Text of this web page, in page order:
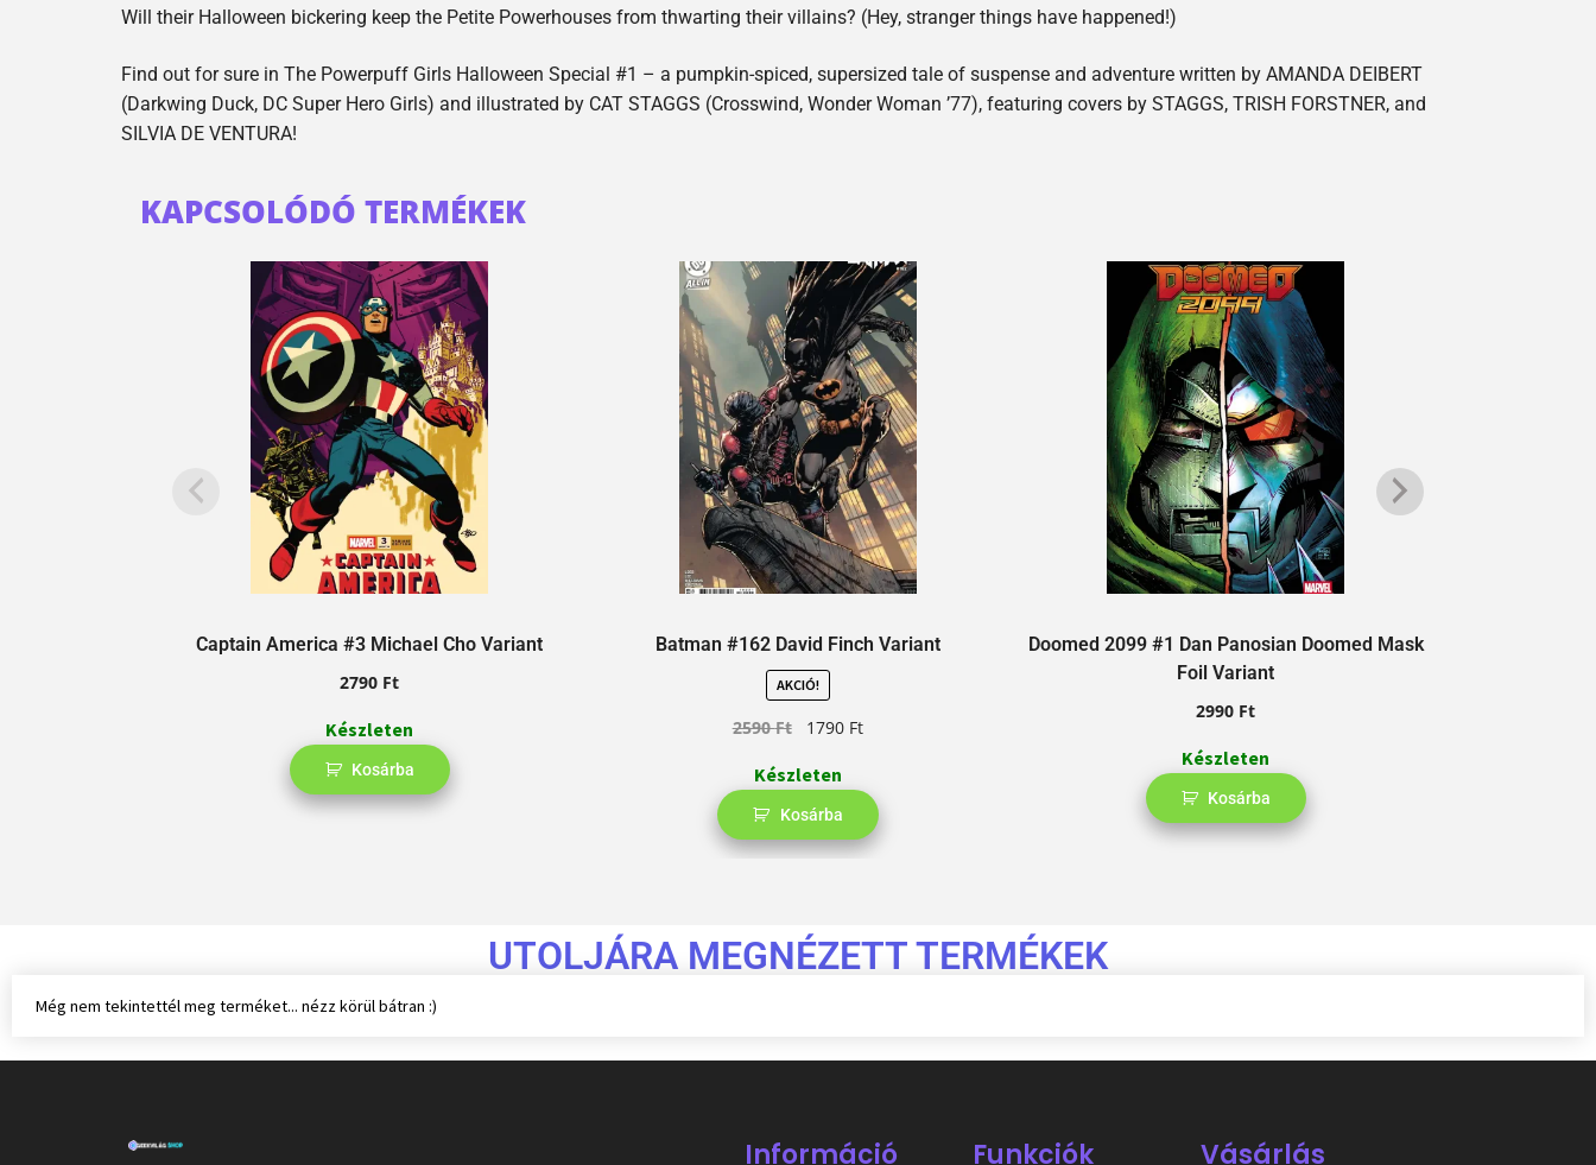
Will their Halloween bickering keep the Petite Powerhouses from thwarting their villains? (Hey, stranger things have happened!)
Find out for sure in The Powerpuff Girls Halloween Special #1 – a pumpkin-spiced, supersized tale of suspense and adventure written by AMANDA DEIBERT
(Darkwing Duck, DC Super Hero Girls) and illustrated by CAT STAGGS (Crosswind, Wonder Woman ’77), featuring covers by STAGGS, TRISH FORSTNER, and
SILVIA DE VENTURA!
KAPCSOLÓDÓ TERMÉKEK
Captain America #3 Michael Cho Variant
2790 Ft
Készleten
Kosárba
Batman #162 David Finch Variant
AKCIÓ!
2590Ft 1790 Ft
Készleten
Kosárba
Doomed 2099 #1 Dan Panosian Doomed Mask
Foil Variant
2990 Ft
Készleten
Kosárba
UTOLJÁRA MEGNÉZETT TERMÉKEK
Még nem tekintettél meg terméket... nézz körül bátran :)
Információ Funkciók Vásárlás